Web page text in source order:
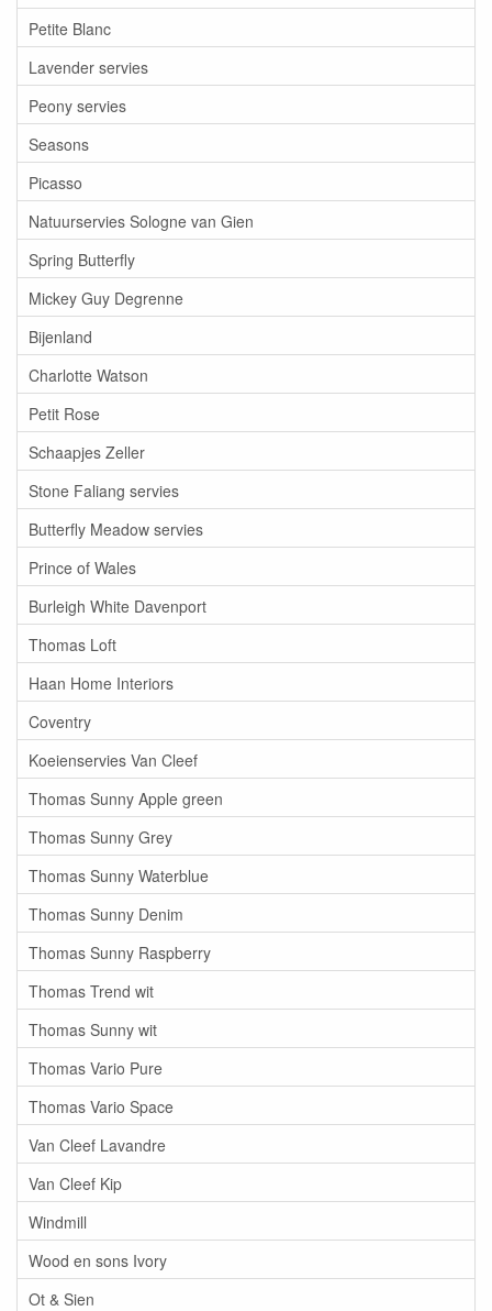
Petite Blanc
Lavender servies
Peony servies
Seasons
Picasso
Natuurservies Sologne van Gien
Spring Butterfly
Mickey Guy Degrenne
Bijenland
Charlotte Watson
Petit Rose
Schaapjes Zeller
Stone Faliang servies
Butterfly Meadow servies
Prince of Wales
Burleigh White Davenport
Thomas Loft
Haan Home Interiors
Coventry
Koeienservies Van Cleef
Thomas Sunny Apple green
Thomas Sunny Grey
Thomas Sunny Waterblue
Thomas Sunny Denim
Thomas Sunny Raspberry
Thomas Trend wit
Thomas Sunny wit
Thomas Vario Pure
Thomas Vario Space
Van Cleef Lavandre
Van Cleef Kip
Windmill
Wood en sons Ivory
Ot & Sien